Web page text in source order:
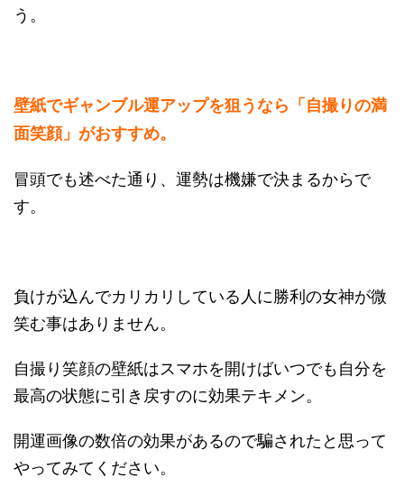
う。
壁紙でギャンブル運アップを狙うなら「自撮りの満
面笑顔」がおすすめ。
冒頭でも述べた通り、運勢は機嫌で決まるからで
す。
負けが込んでカリカリしている人に勝利の女神が微
笑む事はありません。
自撮り笑顔の壁紙はスマホを開けばいつでも自分を
最高の状態に引き戻すのに効果テキメン。
開運画像の数倍の効果があるので騙されたと思って
やってみてください。